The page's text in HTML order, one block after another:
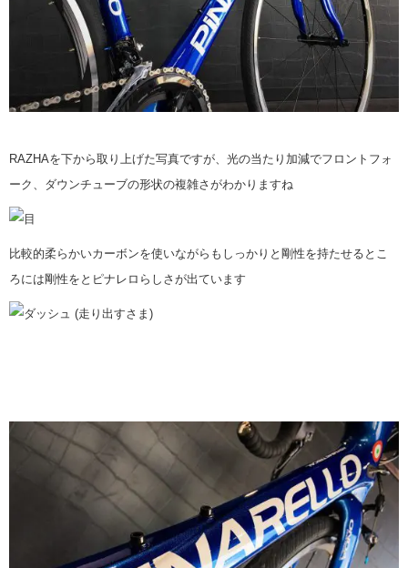
RAZHAを下から取り上げた写真ですが、光の当たり加減でフロントフォ
ーク、ダウンチューブの形状の複雑さがわかりますね
比較的柔らかいカーボンを使いながらもしっかりと剛性を持たせるとこ
ろには剛性をとピナレロらしさが出ています